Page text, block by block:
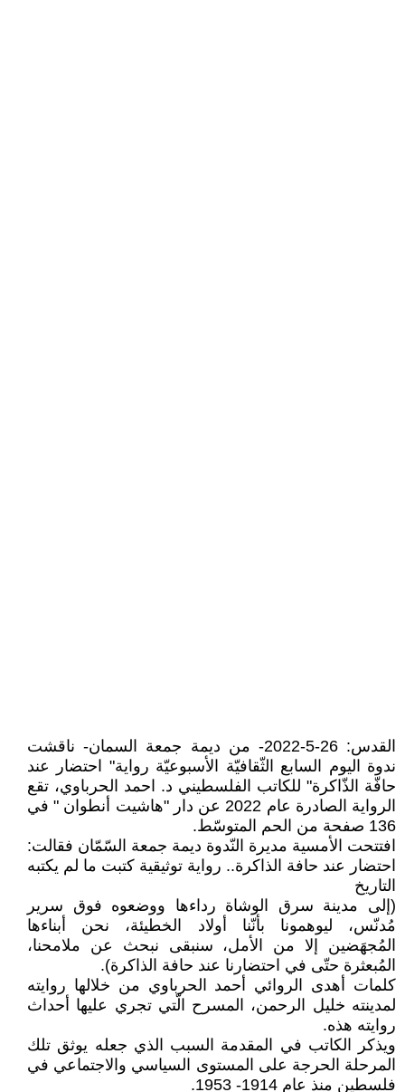
القدس: 26-5-2022- من ديمة جمعة السمان- ناقشت
ندوة اليوم السابع الثّقافيّة الأسبوعيّة رواية" احتضار عند
حافّة الذّاكرة" للكاتب الفلسطيني د. احمد الحرباوي، تقع
الرواية الصادرة عام 2022 عن دار "هاشيت أنطوان " في
136 صفحة من الحم المتوسّط.
افتتحت الأمسية مديرة النّدوة ديمة جمعة السّمّان فقالت:
احتضار عند حافة الذاكرة.. رواية توثيقية كتبت ما لم يكتبه
التاريخ
(إلى مدينة سرق الوشاة رداءها ووضعوه فوق سرير
مُدنّس، ليوهمونا بأنّنا أولاد الخطيئة، نحن أبناءها
المُجهَضين إلا من الأمل، سنبقى نبحث عن ملامحنا،
المُبعثرة حتّى في احتضارنا عند حافة الذاكرة).
كلمات أهدى الروائي أحمد الحرباوي من خلالها روايته
لمدينته خليل الرحمن، المسرح الّتي تجري عليها أحداث
روايته هذه.
ويذكر الكاتب في المقدمة السبب الذي جعله يوثق تلك
المرحلة الحرجة على المستوى السياسي والاجتماعي في
فلسطين منذ عام 1914- 1953.